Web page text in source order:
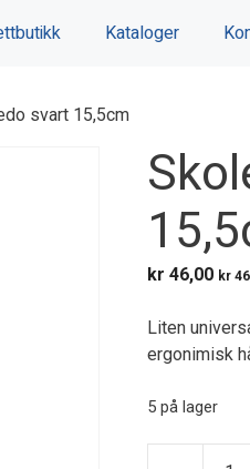
Kataloger
svart 15,5cm
kr 46,00 kr
Liten
ergonimisk
5 på lager